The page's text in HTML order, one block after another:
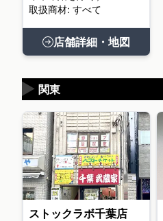
取扱商材: すべて
店舗詳細・地図
関東
▶
ストックラボ千葉店